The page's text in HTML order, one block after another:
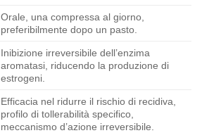
Orale, una compressa al giorno,
preferibilmente dopo un pasto.
Inibizione irreversibile dell’enzima
aromatasi, riducendo la produzione di
estrogeni.
Efficacia nel ridurre il rischio di recidiva,
profilo di tollerabilità specifico,
meccanismo d’azione irreversibile.